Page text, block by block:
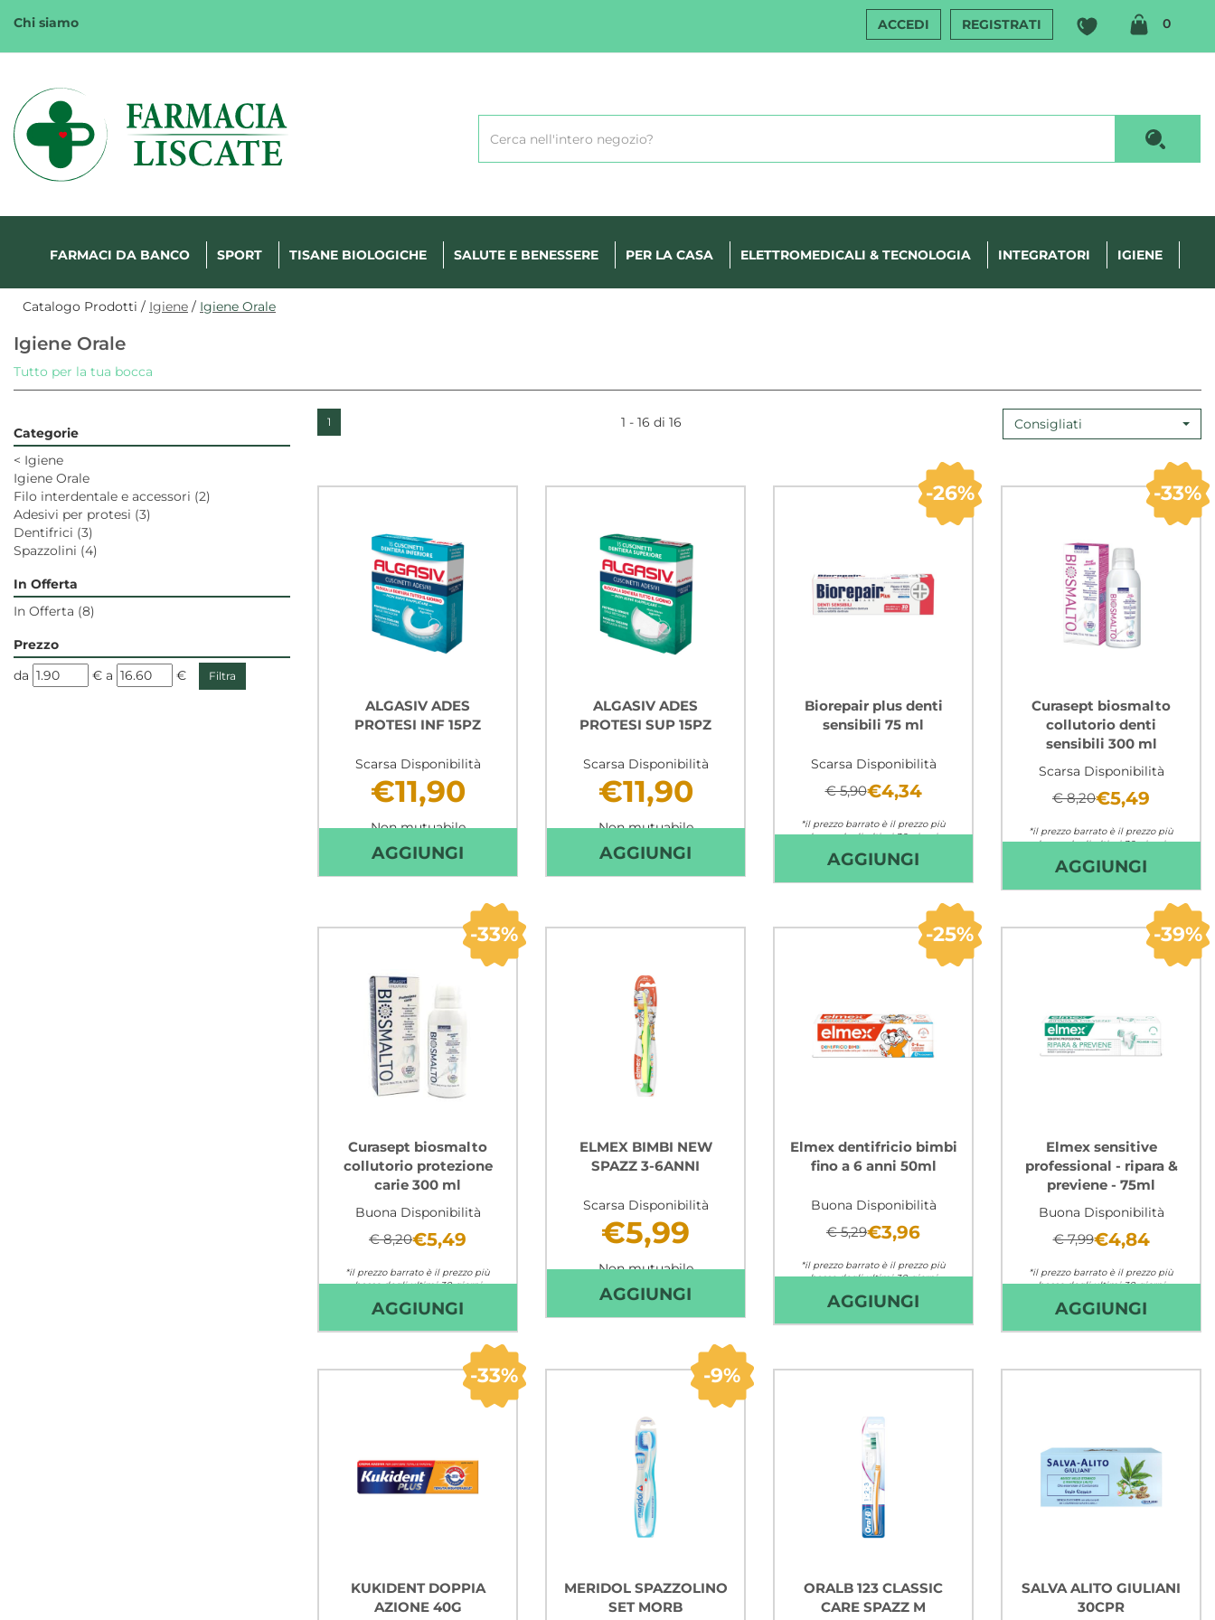
Chi siamo ACCEDI REGISTRATI 0
Margherita
FarmaWeb
Prodotto
FARMACI DA BANCO SPORT TISANE BIOLOGICHE SALUTE E BENESSERE PER LA CASA ELETTROMEDICALI & TECNOLOGIA INTEGRATORI IGIENE
Catalogo Prodotti / Igiene / Igiene Orale
Igiene Orale
Tutto per la tua bocca
Categorie
< Igiene
Igiene Orale
Filo interdentale e accessori (2)
Adesivi per protesi (3)
Dentifrici (3)
Spazzolini (4)
In Offerta
In Offerta (8)
Prezzo
filtra
da € filtra
a €
1 1 - 16 di 16 Consigliati
ALGASIV ADES
PROTESI INF 15PZ
Scarsa Disponibilità
€11,90
Non mutuabile
AGGIUNGI AGGIUNGI ALGASIV
ADES
PROTESI
INF
15PZ AL
CARRELLO
ALGASIV ADES
PROTESI SUP 15PZ
Scarsa Disponibilità
€11,90
Non mutuabile
AGGIUNGI AGGIUNGI ALGASIV
ADES
SUP
Biorepair plus denti
sensibili 75 ml
Scarsa Disponibilità
26%
€ 5,90€4,34
*il prezzo barrato è il prezzo più
basso degli ultimi 30 giorni
Non mutuabile
AGGIUNGI AGGIUNGI BIOREPAIR
PLUS
DENTI
SENSIBILI
75
Curasept biosmalto
collutorio denti
sensibili 300 ml
Scarsa Disponibilità
33%
€ 8,20€5,49
*il prezzo barrato è il prezzo più
basso degli ultimi 30 giorni
Non mutuabile
AGGIUNGI
DENTI
Curasept biosmalto
collutorio protezione
carie 300 ml
Buona Disponibilità
33%
€ 8,20€5,49
*il prezzo barrato è il prezzo più
basso degli ultimi 30 giorni
Non mutuabile
AGGIUNGI AGGIUNGI CURASEPT
BIOSMALTO
COLLUTORIO
PROTEZIONE
CARIE
CARRELLO
ELMEX BIMBI NEW
SPAZZ 3-6ANNI
Scarsa Disponibilità
€5,99
Non mutuabile
AGGIUNGI AGGIUNGI ELMEX
BIMBI
NEW
SPAZZ
3-
6ANNI AL
Elmex dentifricio bimbi
fino a 6 anni 50ml
Buona Disponibilità
25%
€ 5,29€3,96
*il prezzo barrato è il prezzo più
basso degli ultimi 30 giorni
Non mutuabile
AGGIUNGI AGGIUNGI ELMEX
DENTIFRICIO
FINO
Elmex sensitive
professional - ripara &
previene - 75ml
Buona Disponibilità
39%
€ 7,99€4,84
*il prezzo barrato è il prezzo più
basso degli ultimi 30 giorni
Non mutuabile
AGGIUNGI
-
75ML
KUKIDENT DOPPIA
AZIONE 40G
33%
MERIDOL SPAZZOLINO
SET MORB
9%
ORALB 123 CLASSIC
CARE SPAZZ M
SALVA ALITO GIULIANI
30CPR